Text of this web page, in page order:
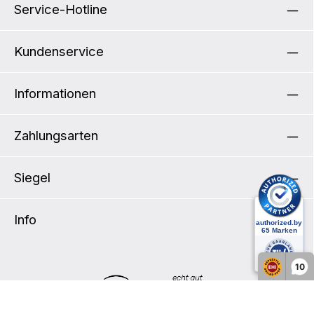
10
Service-Hotline
Kundenservice
Informationen
Zahlungsarten
Siegel
Info